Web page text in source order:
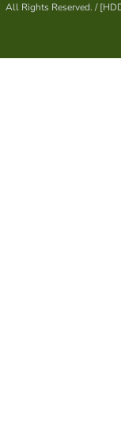
All Rights Reserved. / [